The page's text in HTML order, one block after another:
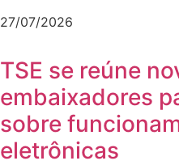
27/07/2026
TSE se reúne
embaixadores
sobre
eletrônicas